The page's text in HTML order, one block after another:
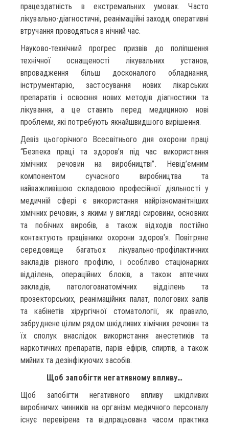
працездатність в екстремальних умовах. Часто
лікувально-діагностичні, реанімаційні заходи, оперативні
втручання проводяться в нічний час.
Науково-технічний прогрес призвів до поліпшення
технічної оснащеності лікувальних установ,
впровадження більш досконалого обладнання,
інструментарію, застосування нових лікарських
препаратів і освоєння нових методів діагностики та
лікування, а це ставить перед медициною нові
проблеми, які потребують якнайшвидшого вирішення.
Девіз цьогорічного Всесвітнього дня охорони праці
“Безпека праці та здоров’я під час використання
хімічних речовин на виробництві”. Невід’ємним
компонентом сучасного виробництва та
найважливішою складовою професійної діяльності у
медичній сфері є використання найрізноманітніших
хімічних речовин, з якими у вигляді сировини, основних
та побічних виробів, а також відходів постійно
контактують працівники охорони здоров’я. Повітряне
середовище багатьох лікувально-профілактичних
закладів різного профілю, і особливо стаціонарних
відділень, операційних блоків, а також аптечних
закладів, патологоанатомічних відділень та
прозекторських, реанімаційних палат, пологових залів
та кабінетів хірургічної стоматології, як правило,
забруднене цілим рядом шкідливих хімічних речовин та
їх сполук внаслідок використання анестетиків та
наркотичних препаратів, парів ефірів, спиртів, а також
мийних та дезінфікуючих засобів.
Щоб запобігти негативному впливу…
Щоб запобігти негативного впливу шкідливих
виробничих чинників на організм медичного персоналу
існує перевірена та відпрацьована часом практика